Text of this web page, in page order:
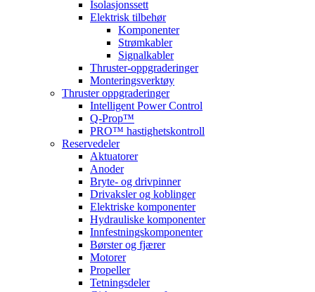
Isolasjonssett
Elektrisk tilbehør
Komponenter
Strømkabler
Signalkabler
Thruster-oppgraderinger
Monteringsverktøy
Thruster oppgraderinger
Intelligent Power Control
Q-Prop™
PRO™ hastighetskontroll
Reservedeler
Aktuatorer
Anoder
Bryte- og drivpinner
Drivaksler og koblinger
Elektriske komponenter
Hydrauliske komponenter
Innfestningskomponenter
Børster og fjærer
Motorer
Propeller
Tetningsdeler